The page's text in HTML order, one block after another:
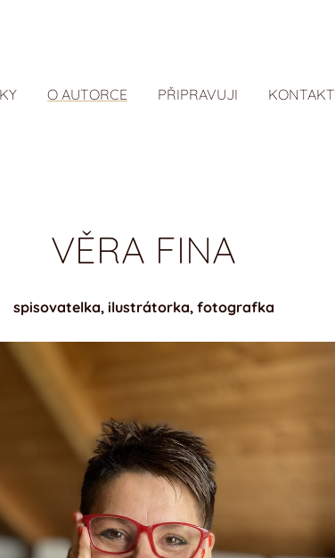
O AUTORCE PŘIPRAVUJI KONTAKT
VĚRA FINA
spisovatelka, ilustrátorka, fotografka